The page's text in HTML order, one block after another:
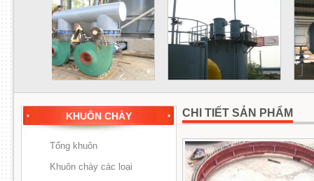
KHUÔN CHÀY
Tổng khuôn
Khuôn chày các loại
CHI TIẾT SẢN PHẨM